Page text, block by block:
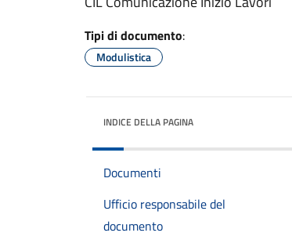
Tipi di documento:
Modulistica
INDICE DELLA PAGINA
Documenti
Ufficio responsabile del
documento